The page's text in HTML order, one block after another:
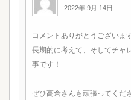
2022年 9月 14日
コメントありがとうございま
長期的に考えて、そしてチャ
事です！
ぜひ高倉さんも頑張ってくだ